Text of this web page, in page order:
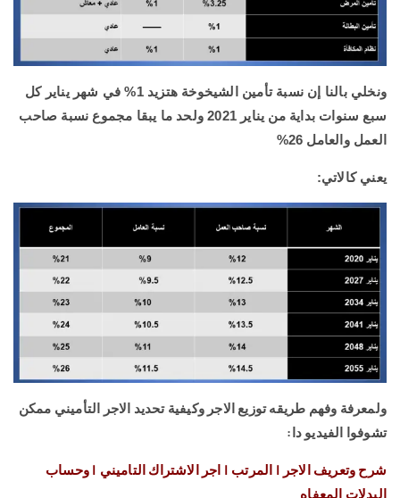
ونخلي بالنا إن نسبة تأمين الشيخوخة هتزيد 1% في شهر يناير كل
سبع سنوات بداية من يناير 2021 ولحد ما يبقا مجموع نسبة صاحب
العمل والعامل 26%
يعني كالاتي:
ولمعرفة وفهم طريقه توزيع الاجر وكيفية تحديد الاجر التأميني ممكن
تشوفوا الفيديو دا:
شرح وتعريف الاجر | المرتب | اجر الاشتراك التاميني | وحساب